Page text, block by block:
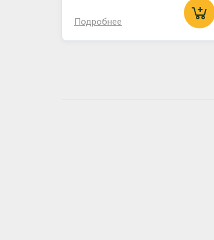
Подробнее